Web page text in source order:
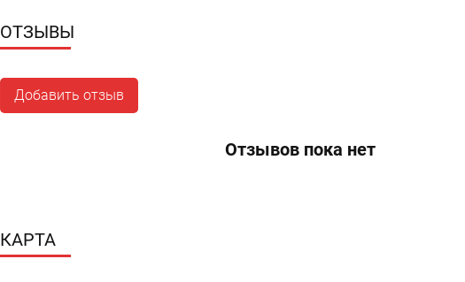
ОТЗЫВЫ
Добавить отзыв
Отзывов пока нет
КАРТА